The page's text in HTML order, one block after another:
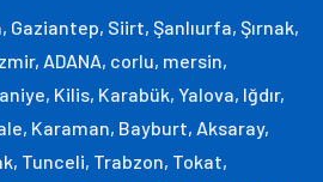
Gaziantep, Siirt, Şanlıurfa, Şırnak,
ADANA, corlu, mersin,
Kilis, Karabük, Yalova, Iğdır,
Karaman, Bayburt, Aksaray,
Tunceli, Trabzon, Tokat,